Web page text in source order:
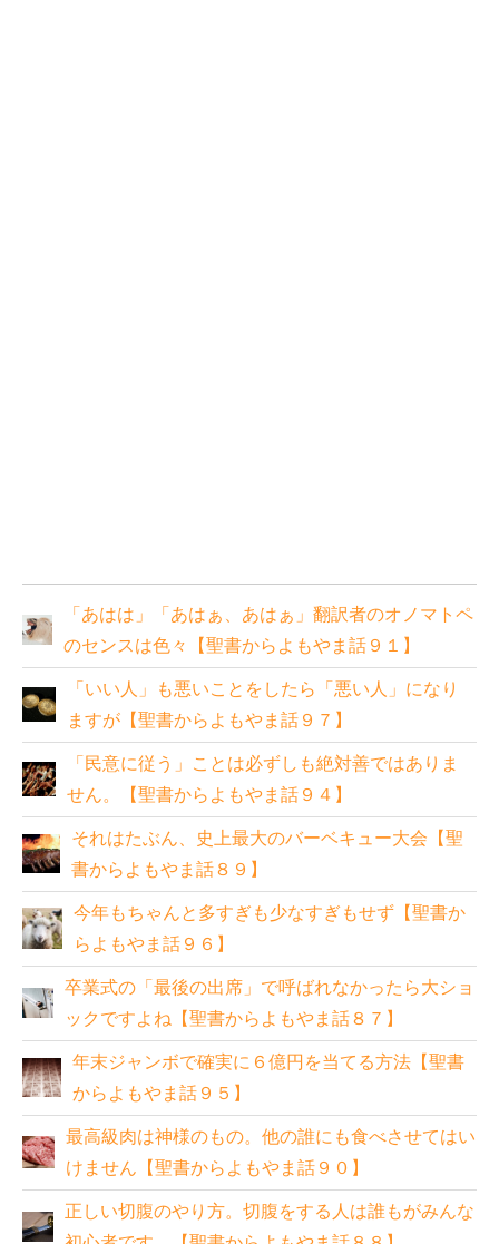
「あはは」「あはぁ、あはぁ」翻訳者のオノマトペ
のセンスは色々【聖書からよもやま話９１】
「いい人」も悪いことをしたら「悪い人」になり
ますが【聖書からよもやま話９７】
「民意に従う」ことは必ずしも絶対善ではありま
せん。【聖書からよもやま話９４】
それはたぶん、史上最大のバーベキュー大会【聖
書からよもやま話８９】
今年もちゃんと多すぎも少なすぎもせず【聖書か
らよもやま話９６】
卒業式の「最後の出席」で呼ばれなかったら大ショ
ックですよね【聖書からよもやま話８７】
年末ジャンボで確実に６億円を当てる方法【聖書
からよもやま話９５】
最高級肉は神様のもの。他の誰にも食べさせてはい
けません【聖書からよもやま話９０】
正しい切腹のやり方。切腹をする人は誰もがみんな